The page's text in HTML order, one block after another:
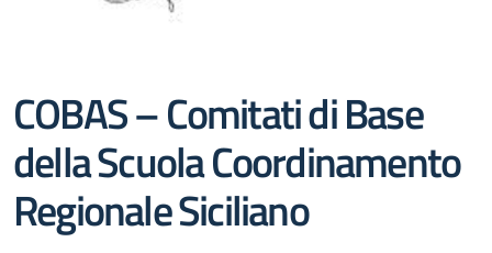
COBAS – Comitati di Base
della Scuola Coordinamento
Regionale Siciliano